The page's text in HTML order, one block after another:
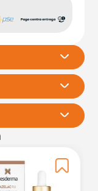
para